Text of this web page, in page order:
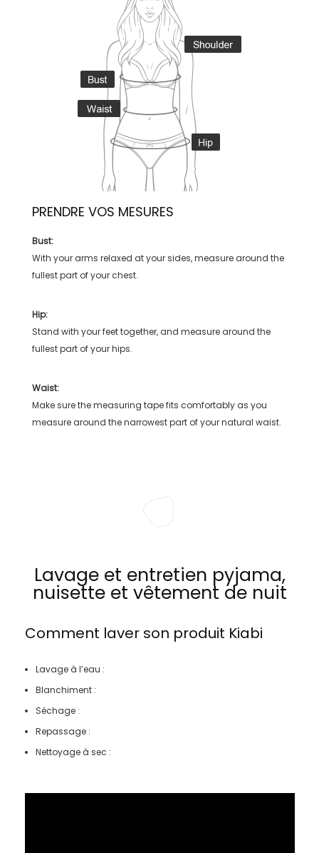
PRENDRE VOS MESURES
Bust:
With your arms relaxed at your sides, measure around the
fullest part of your chest.
Hip:
Stand with your feet together, and measure around the
fullest part of your hips.
Waist:
Make sure the measuring tape fits comfortably as you
measure around the narrowest part of your natural waist.
Lavage et entretien pyjama,
nuisette et vêtement de nuit
Comment laver son produit Kiabi
Lavage à l’eau :
Blanchiment :
Séchage :
Repassage :
Nettoyage à sec :